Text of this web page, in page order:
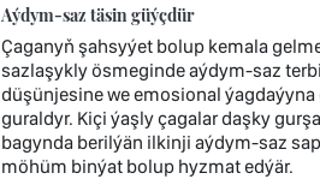
Aýdym-saz täsin güýçdür
Çaganyň şahsyýet bolup kemala
sazlaşykly ösmeginde aýdym-saz
düşünjesine we emosional
guraldyr. Kiçi ýaşly çagalar daşky
bagynda berilýän ilkinji aýdym-saz
möhüm binýat bolup hyzmat edýär.